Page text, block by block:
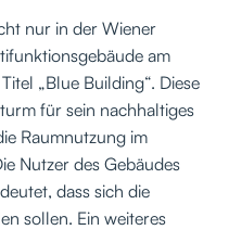
nur in der Wiener
am
„Blue Building“. Diese
für sein nachhaltiges
Raumnutzung im
Nutzer des Gebäudes
dass sich die
sollen. Ein weiteres